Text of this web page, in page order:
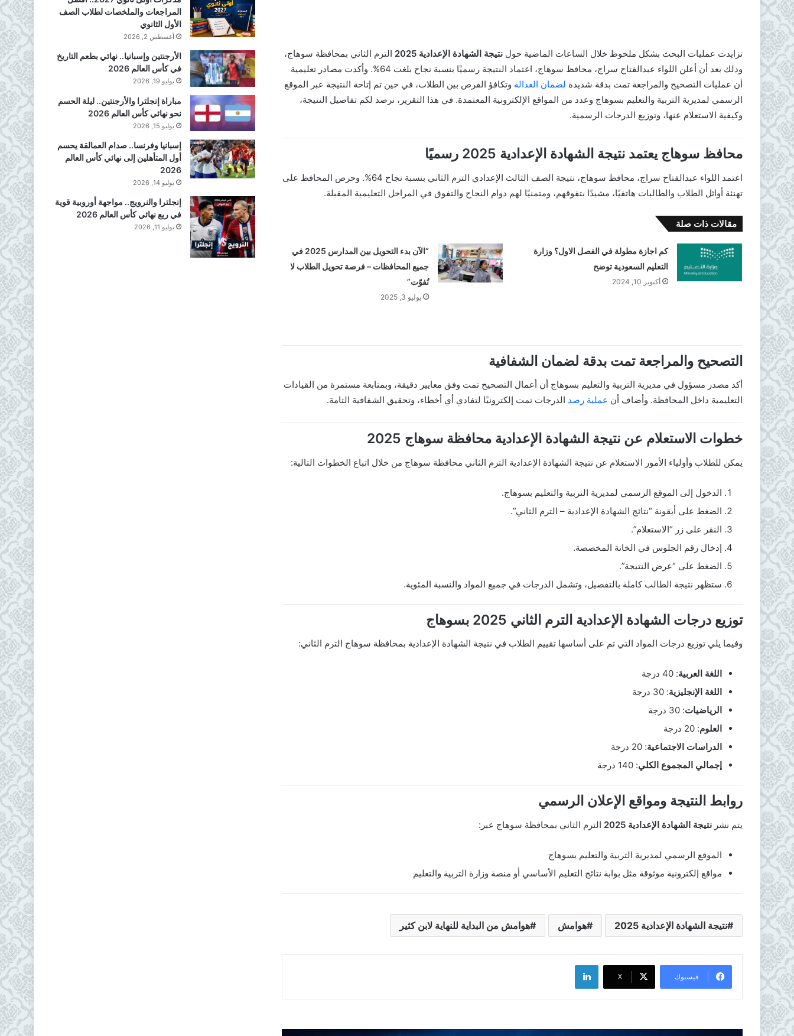
تزايدت عمليات البحث بشكل ملحوظ خلال الساعات الماضية حول نتيجة الشهادة الإعدادية 2025
الترم الثاني بمحافظة سوهاج،
وذلك بعد أن أعلن اللواء عبدالفتاح سراج، محافظ سوهاج، اعتماد النتيجة رسميًا بنسبة نجاح بلغت 64%. وأكدت مصادر تعليمية
أن عمليات التصحيح والمراجعة تمت بدقة شديدة لضمان العدالة وتكافؤ الفرص بين الطلاب، في حين تم إتاحة النتيجة عبر الموقع
الرسمي لمديرية التربية والتعليم بسوهاج وعدد من المواقع الإلكترونية المعتمدة. في هذا التقرير، نرصد لكم تفاصيل النتيجة،
وكيفية الاستعلام عنها، وتوزيع الدرجات الرسمية.
محافظ سوهاج يعتمد نتيجة الشهادة الإعدادية 2025 رسميًا
اعتمد اللواء عبدالفتاح سراج، محافظ سوهاج، نتيجة الصف الثالث الإعدادي الترم الثاني بنسبة نجاح 64%. وحرص المحافظ على
تهنئة أوائل الطلاب والطالبات هاتفيًا، مشيدًا بتفوقهم، ومتمنيًا لهم دوام النجاح والتفوق في المراحل التعليمية المقبلة.
مقالات ذات صلة
كم اجازة مطولة في الفصل الاول؟ وزارة
التعليم السعودية توضح
أكتوبر 10, 2024
“الآن بدء التحويل بين المدارس 2025 في
جميع المحافظات – فرصة تحويل الطلاب لا
تُفوّت”
يوليو 3, 2025
التصحيح والمراجعة تمت بدقة لضمان الشفافية
أكد مصدر مسؤول في مديرية التربية والتعليم بسوهاج أن أعمال التصحيح تمت وفق معايير دقيقة، وبمتابعة مستمرة من القيادات
التعليمية داخل المحافظة. وأضاف أن عملية رصد الدرجات تمت إلكترونيًا لتفادي أي أخطاء، وتحقيق الشفافية التامة.
خطوات الاستعلام عن نتيجة الشهادة الإعدادية محافظة سوهاج 2025
يمكن للطلاب وأولياء الأمور الاستعلام عن نتيجة الشهادة الإعدادية الترم الثاني محافظة سوهاج من خلال اتباع الخطوات التالية:
الدخول إلى الموقع الرسمي لمديرية التربية والتعليم بسوهاج.
الضغط على أيقونة “نتائج الشهادة الإعدادية – الترم الثاني”.
النقر على زر “الاستعلام”.
إدخال رقم الجلوس في الخانة المخصصة.
الضغط على “عرض النتيجة”.
ستظهر نتيجة الطالب كاملة بالتفصيل، وتشمل الدرجات في جميع المواد والنسبة المئوية.
توزيع درجات الشهادة الإعدادية الترم الثاني 2025 بسوهاج
وفيما يلي توزيع درجات المواد التي تم على أساسها تقييم الطلاب في نتيجة الشهادة الإعدادية بمحافظة سوهاج الترم الثاني:
اللغة العربية: 40 درجة
اللغة الإنجليزية: 30 درجة
الرياضيات: 30 درجة
العلوم: 20 درجة
الدراسات الاجتماعية: 20 درجة
إجمالي المجموع الكلي: 140 درجة
روابط النتيجة ومواقع الإعلان الرسمي
يتم نشر نتيجة الشهادة الإعدادية 2025 الترم الثاني بمحافظة سوهاج عبر:
الموقع الرسمي لمديرية التربية والتعليم بسوهاج
مواقع إلكترونية موثوقة مثل بوابة نتائج التعليم الأساسي أو منصة وزارة التربية والتعليم
نتيجة الشهادة الإعدادية 2025 هوامش هوامش من البداية للنهاية لابن كثير
فيسبوك X
المراجعات والملخصات لطلاب الصف
الأول الثانوي
أغسطس 2, 2026
الأرجنتين وإسبانيا.. نهائي بطعم التاريخ
في كأس العالم 2026
يوليو 19, 2026
مباراة إنجلترا والأرجنتين.. ليلة الحسم
نحو نهائي كأس العالم 2026
يوليو 15, 2026
إسبانيا وفرنسا.. صدام العمالقة يحسم
أول المتأهلين إلى نهائي كأس العالم
2026
يوليو 14, 2026
إنجلترا والنرويج.. مواجهة أوروبية قوية
في ربع نهائي كأس العالم 2026
يوليو 11, 2026